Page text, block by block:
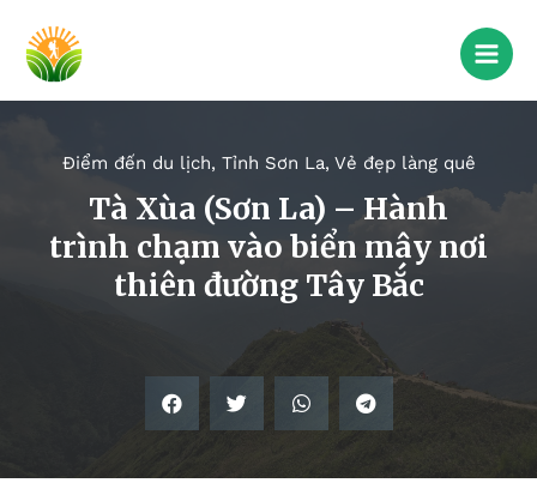
Điểm đến du lịch, Tỉnh Sơn La, Vẻ đẹp làng quê
Tà Xùa (Sơn La) – Hành
trình chạm vào biển mây nơi
thiên đường Tây Bắc